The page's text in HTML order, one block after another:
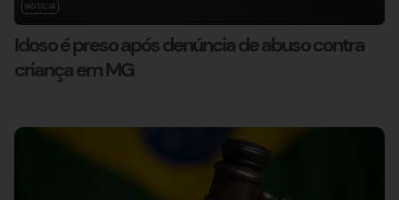
NOTÍCIA
Idoso é preso após denúncia de abuso contra
criança em MG